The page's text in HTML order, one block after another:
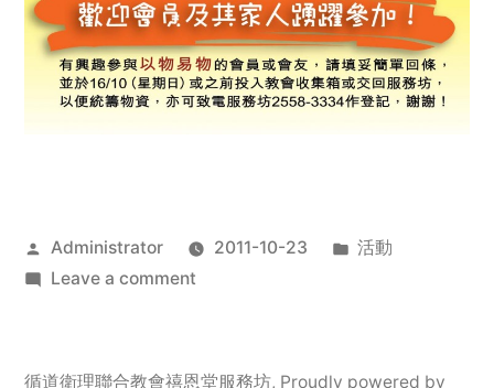
Posted
by
Administrator 2011-10-23
Posted
活動
Leave a commenton
服
循道衛理聯合教會禧恩堂服務坊, Proudly powered by